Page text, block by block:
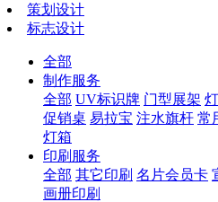
策划设计
标志设计
全部
制作服务
全部 UV标识牌 门型展架
促销桌 易拉宝 注水旗杆 常
灯箱
印刷服务
全部 其它印刷 名片会员卡
画册印刷